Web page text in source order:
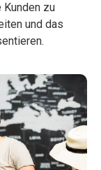
Kunden zu
und das